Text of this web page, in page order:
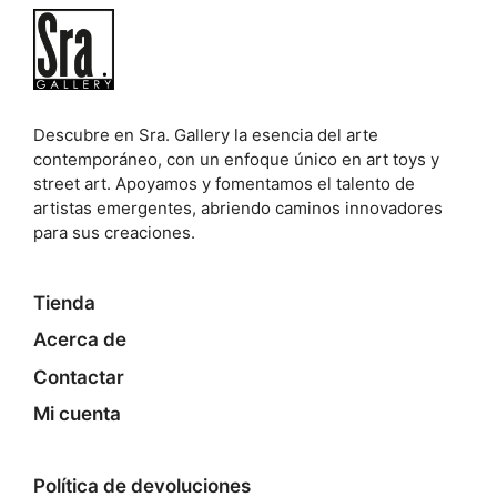
Descubre en Sra. Gallery la esencia del arte
contemporáneo, con un enfoque único en art toys y
street art. Apoyamos y fomentamos el talento de
artistas emergentes, abriendo caminos innovadores
para sus creaciones.
Tienda
Acerca de
Contactar
Mi cuenta
Política de devoluciones